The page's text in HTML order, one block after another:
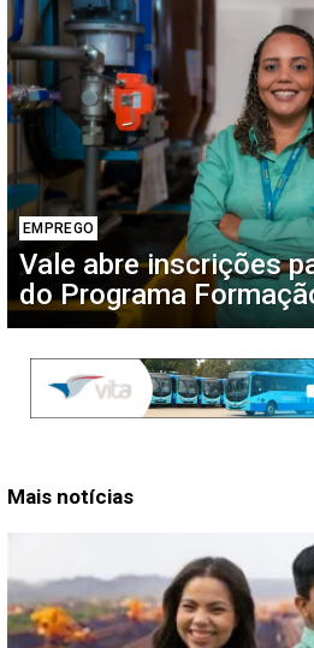
EMPREGO
Vale abre inscrições
do Programa
Mais notícias